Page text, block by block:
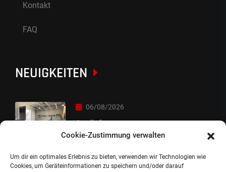
Cookie-Zustimmung verwalten
Um dir ein optimales Erlebnis zu bieten, verwenden wir Technologien wie
Cookies, um Geräteinformationen zu speichern und/oder darauf
Kontakt
FAQ
NEUIGKEITEN
06/08/2026
Auslieferung
05/08/2026